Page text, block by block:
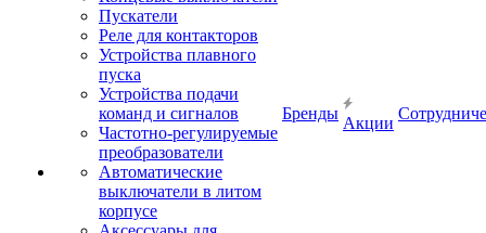
Пускатели
Реле для контакторов
Устройства плавного
пуска
Устройства подачи
команд и сигналов
Частотно-регулируемые
преобразователи
Автоматические
выключатели в литом
корпусе
Бренды
Акции